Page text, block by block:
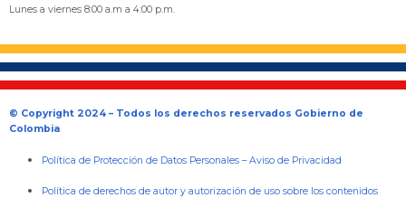
Lunes a viernes 8:00 a.m a 4:00 p.m.
© Copyright 2024 – Todos los derechos reservados Gobierno de
Colombia
Política de Protección de Datos Personales –Aviso de Privacidad
Política de derechos de autor y autorización de uso sobre los contenidos